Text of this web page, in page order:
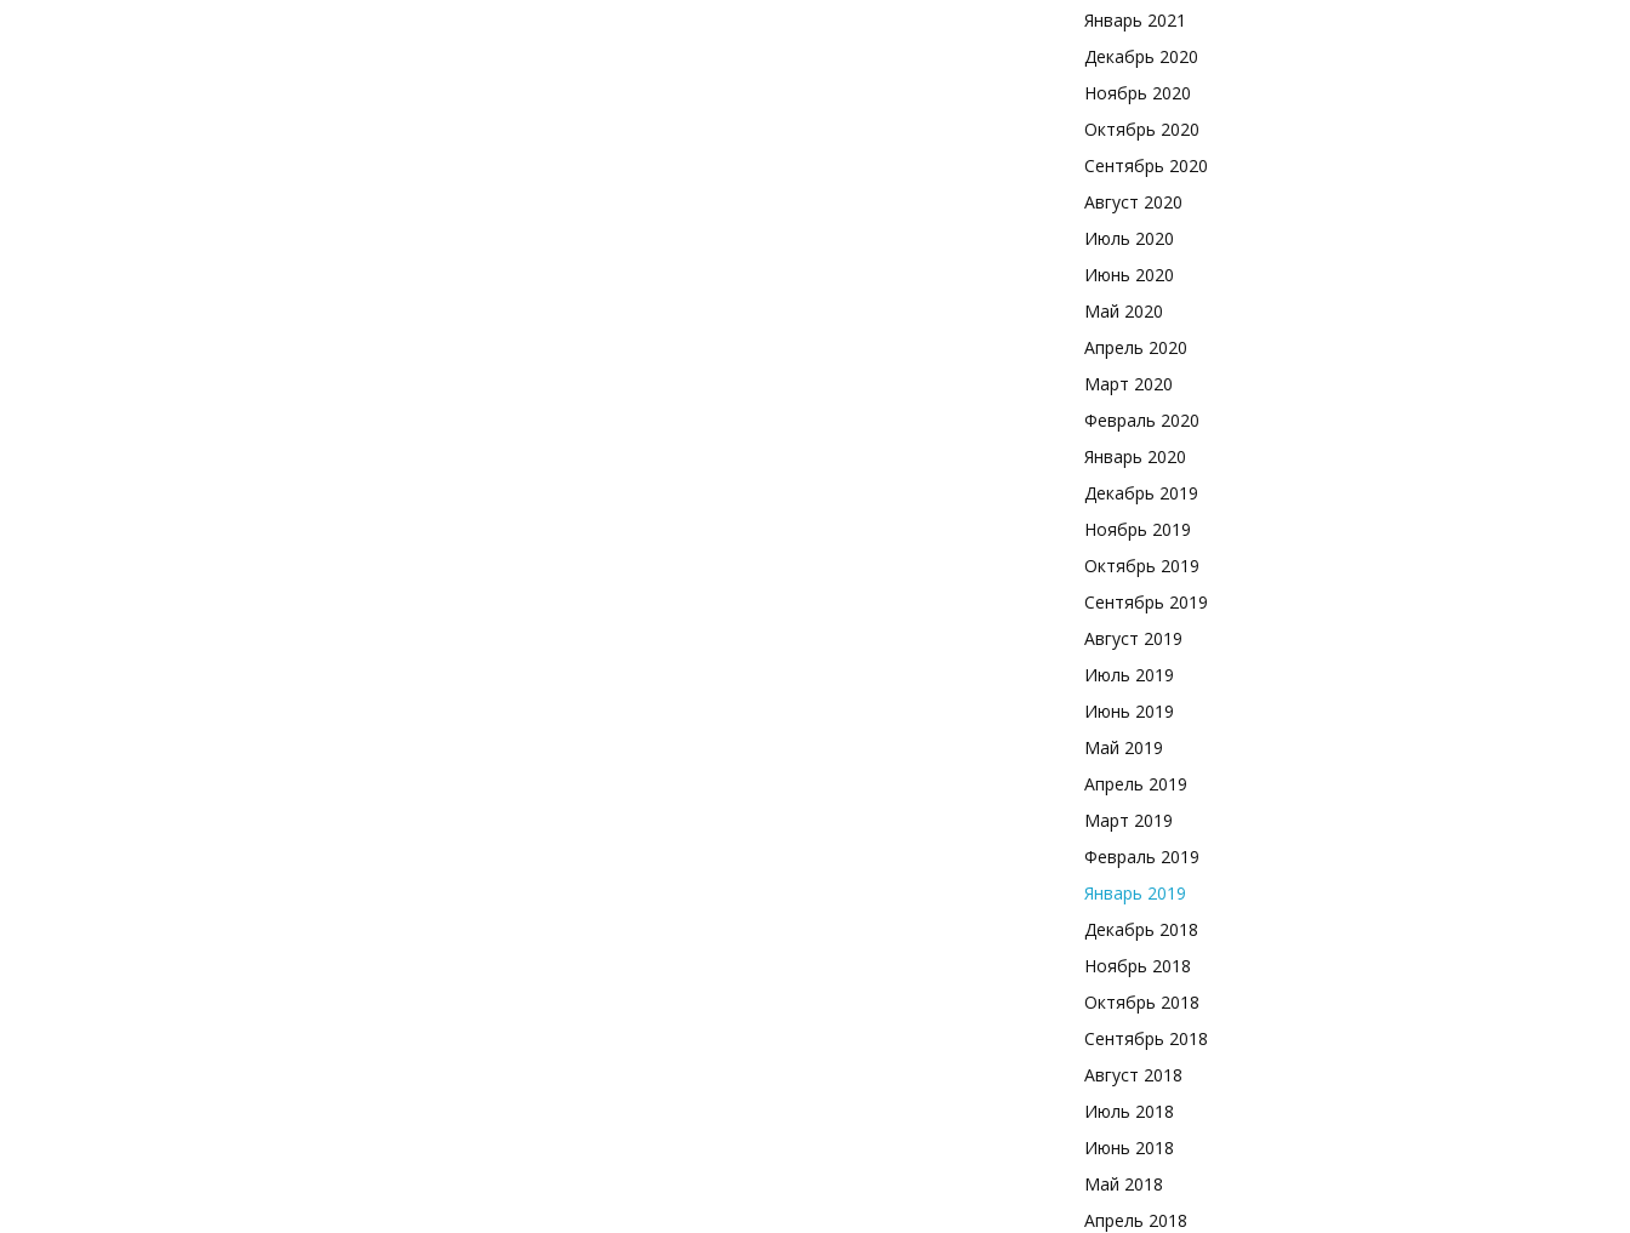
Январь 2021
Декабрь 2020
Ноябрь 2020
Октябрь 2020
Сентябрь 2020
Август 2020
Июль 2020
Июнь 2020
Май 2020
Апрель 2020
Март 2020
Февраль 2020
Январь 2020
Декабрь 2019
Ноябрь 2019
Октябрь 2019
Сентябрь 2019
Август 2019
Июль 2019
Июнь 2019
Май 2019
Апрель 2019
Март 2019
Февраль 2019
Январь 2019
Декабрь 2018
Ноябрь 2018
Октябрь 2018
Сентябрь 2018
Август 2018
Июль 2018
Июнь 2018
Май 2018
Апрель 2018